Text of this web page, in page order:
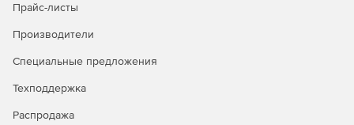
Прайс-листы
Производители
Специальные предложения
Техподдержка
Распродажа